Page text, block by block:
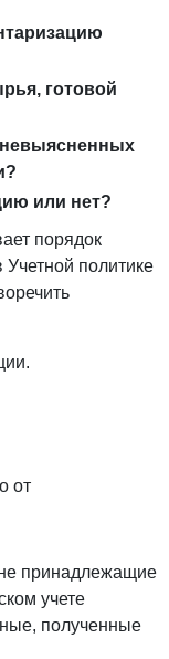
готовой
невыясненных
или нет?
порядок
политике
от
принадлежащие
учете
полученные